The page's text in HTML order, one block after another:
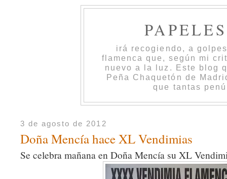
irá recogiendo, a
flamenca que, según mi
nuevo a la luz. Este blog
Peña Chaquetón de
que tantas
3 de agosto de 2012
Doña Mencía hace XL Vendimias
Se celebra mañana en Doña Mencía su XL